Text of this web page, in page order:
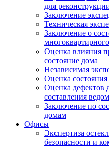
для
Заключение
Техническая
Заключение о
Оценка влияния
состояние дома
Независимая
Оценка
Оценка дефектов
составления
Заключение по
домам
Офисы
Экспертиза
безопасности и